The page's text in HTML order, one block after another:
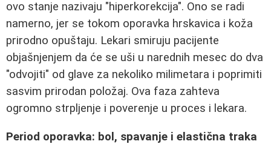
ovo stanje nazivaju "hiperkorekcija". Ono se radi
namerno, jer se tokom oporavka hrskavica i koža
prirodno opuštaju. Lekari smiruju pacijente
objašnjenjem da će se uši u narednih mesec do dva
"odvojiti" od glave za nekoliko milimetara i poprimiti
sasvim prirodan položaj. Ova faza zahteva
ogromno strpljenje i poverenje u proces i lekara.
Period oporavka: bol, spavanje i elastična traka